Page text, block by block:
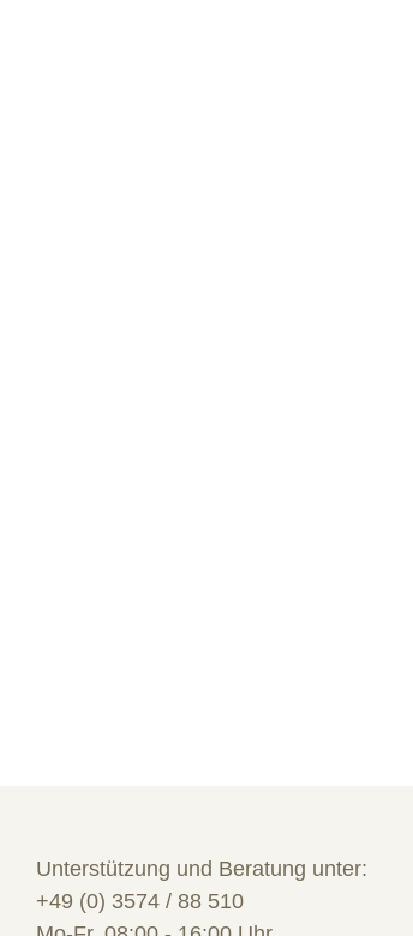
Unterstützung und Beratung unter:
+49 (0) 3574 / 88 510